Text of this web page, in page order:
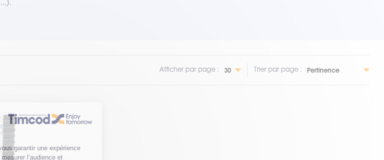
Afficher par page : Trier par page :